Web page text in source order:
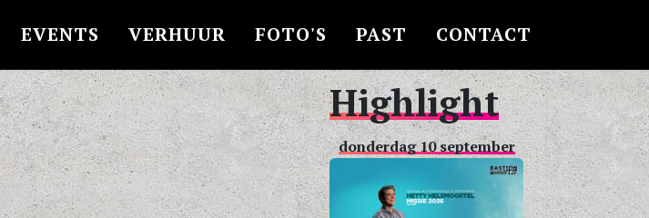
EVENTS VERHUUR FOTO'S PAST CONTACT
Highlight
donderdag 10 september